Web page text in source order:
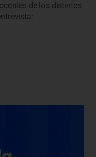
de los distintos